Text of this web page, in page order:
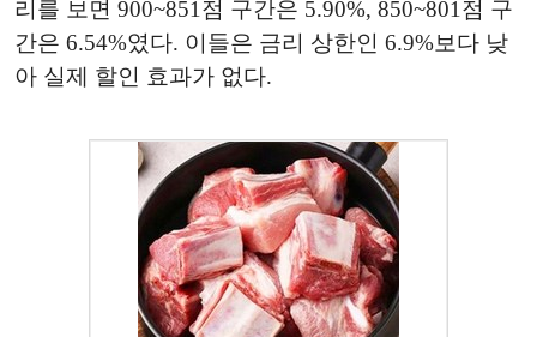
리를 보면 900~851점 구간은 5.90%, 850~801점 구
간은 6.54%였다. 이들은 금리 상한인 6.9%보다 낮
아 실제 할인 효과가 없다.